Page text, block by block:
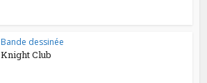
Bande dessinée
Knight Club